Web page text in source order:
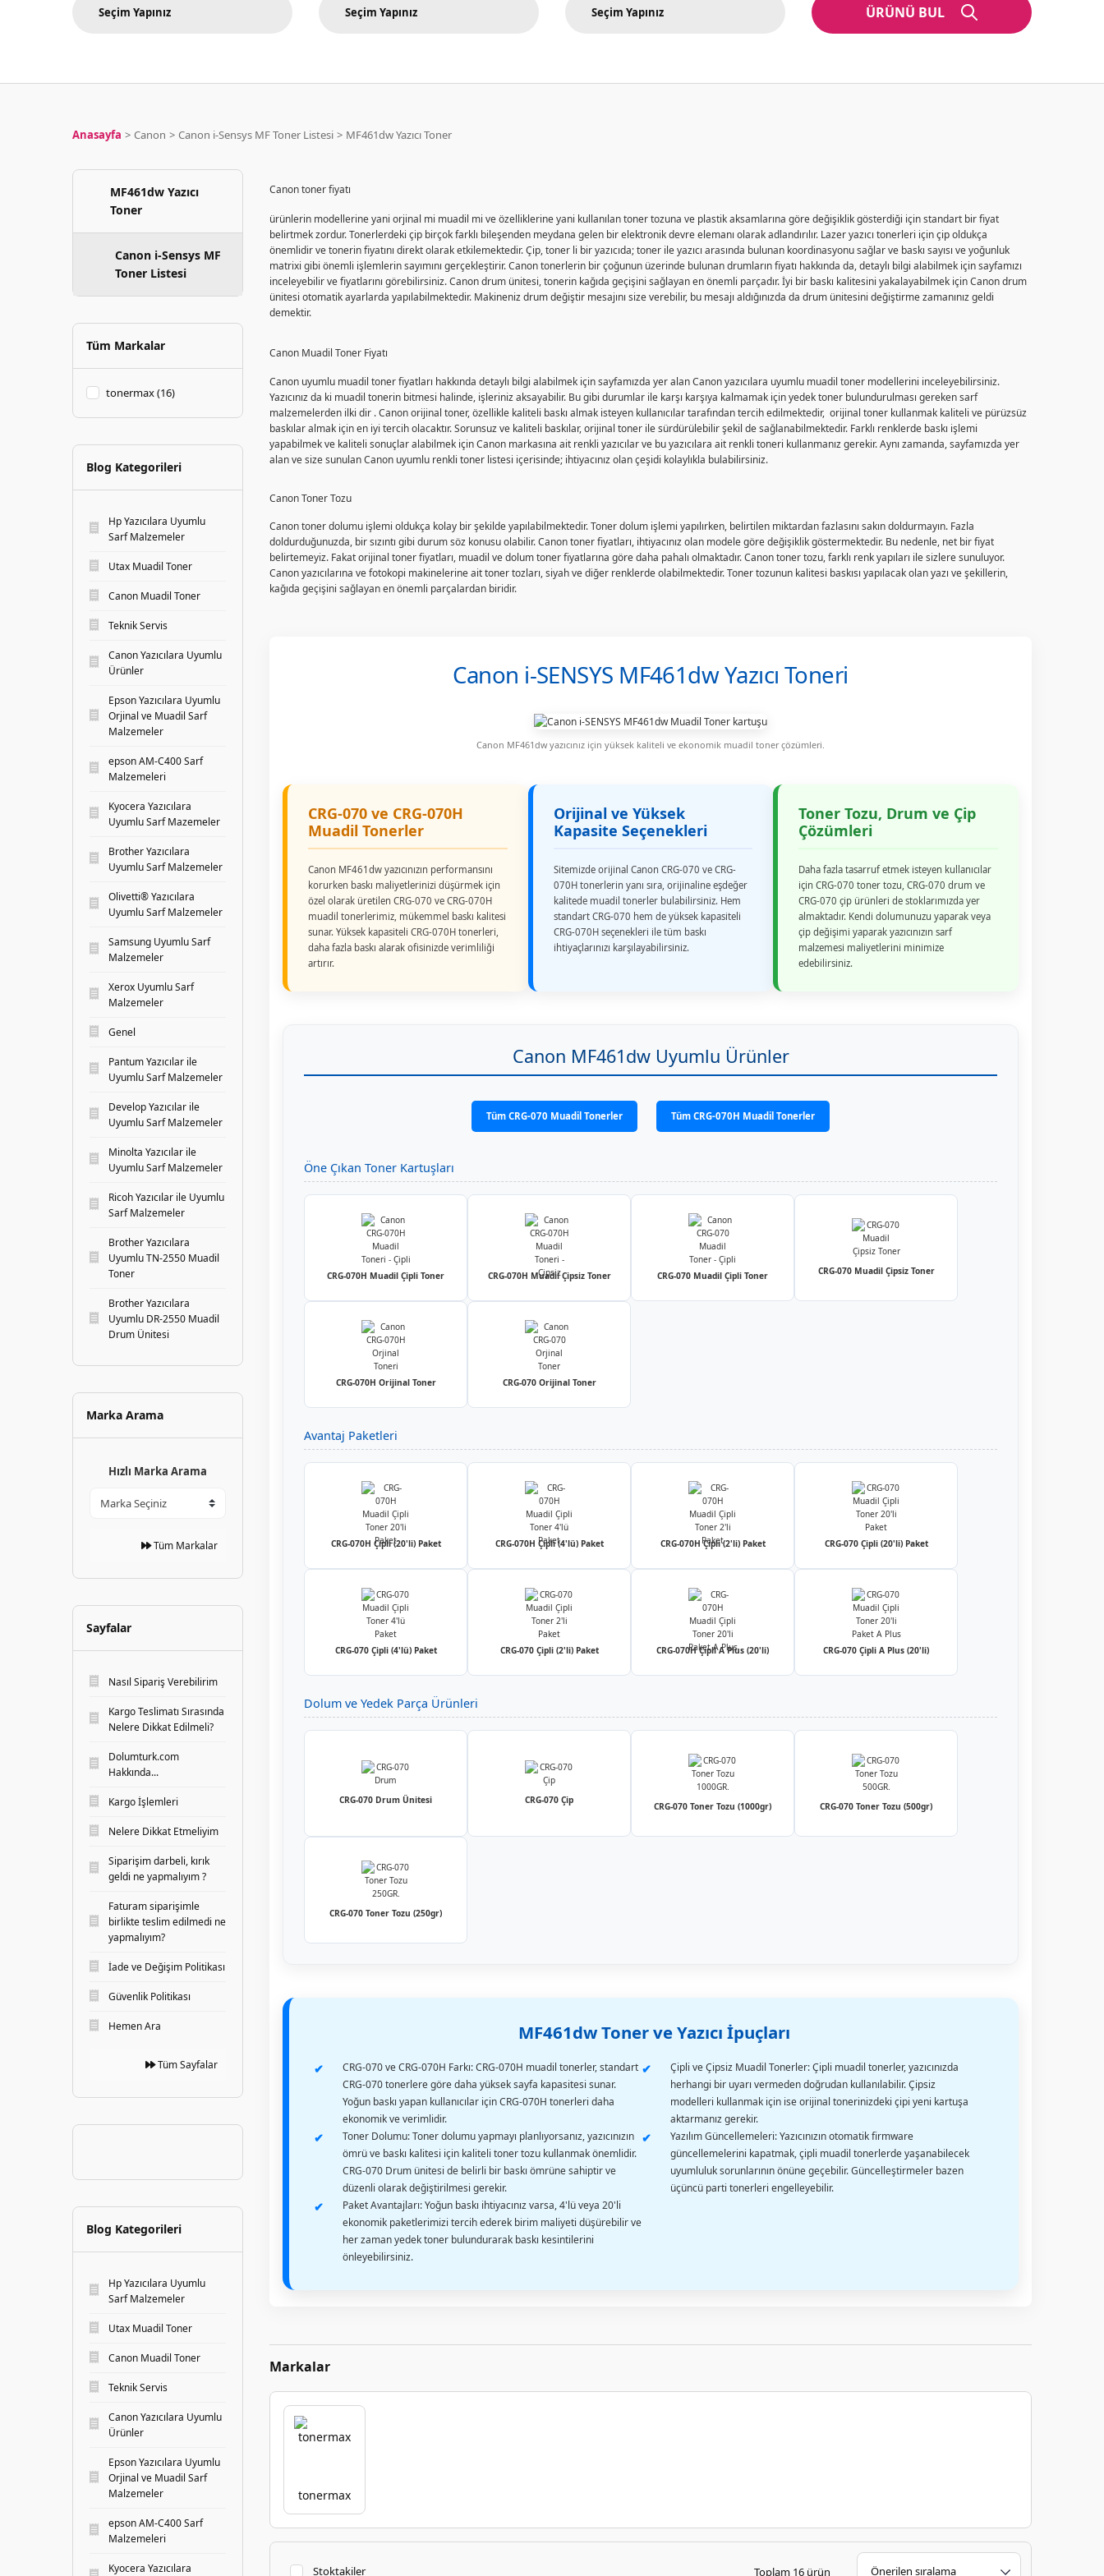
ÜRÜNÜ BUL
Anasayfa Canon Canon i-Sensys MF Toner Listesi MF461dw Yazıcı Toner
MF461dw Yazıcı
Toner
Canon i-Sensys MF
Toner Listesi
Tüm Markalar
tonermax (16)
Blog Kategorileri
Hp Yazıcılara Uyumlu
Sarf Malzemeler
Utax Muadil Toner
Canon Muadil Toner
Teknik Servis
Canon Yazıcılara Uyumlu
Ürünler
Epson Yazıcılara Uyumlu
Orjinal ve Muadil Sarf
Malzemeler
epson AM-C400 Sarf
Malzemeleri
Kyocera Yazıcılara
Uyumlu Sarf Mazemeler
Brother Yazıcılara
Uyumlu Sarf Malzemeler
Olivetti® Yazıcılara
Uyumlu Sarf Malzemeler
Samsung Uyumlu Sarf
Malzemeler
Xerox Uyumlu Sarf
Malzemeler
Genel
Pantum Yazıcılar ile
Uyumlu Sarf Malzemeler
Develop Yazıcılar ile
Uyumlu Sarf Malzemeler
Minolta Yazıcılar ile
Uyumlu Sarf Malzemeler
Ricoh Yazıcılar ile Uyumlu
Sarf Malzemeler
Brother Yazıcılara
Uyumlu TN-2550 Muadil
Toner
Brother Yazıcılara
Uyumlu DR-2550 Muadil
Drum Ünitesi
Marka Arama
Hızlı Marka Arama
Tüm Markalar
Sayfalar
Nasıl Sipariş Verebilirim
Kargo Teslimatı Sırasında
Nelere Dikkat Edilmeli?
Dolumturk.com
Hakkında...
Kargo İşlemleri
Nelere Dikkat Etmeliyim
Siparişim darbeli, kırık
geldi ne yapmalıyım ?
Faturam siparişimle
birlikte teslim edilmedi ne
yapmalıyım?
İade ve Değişim Politikası
Güvenlik Politikası
Hemen Ara
Tüm Sayfalar
Blog Kategorileri
Hp Yazıcılara Uyumlu
Sarf Malzemeler
Utax Muadil Toner
Canon Muadil Toner
Teknik Servis
Canon Yazıcılara Uyumlu
Ürünler
Epson Yazıcılara Uyumlu
Orjinal ve Muadil Sarf
Malzemeler
epson AM-C400 Sarf
Malzemeleri
Kyocera Yazıcılara
Canon toner fiyatı
ürünlerin modellerine yani orjinal mi muadil mi ve özelliklerine yani kullanılan toner tozuna ve plastik aksamlarına göre değişiklik gösterdiği için standart bir fiyat
belirtmek zordur. Tonerlerdeki çip birçok farklı bileşenden meydana gelen bir elektronik devre elemanı olarak adlandırılır. Lazer yazıcı tonerleri için çip oldukça
önemlidir ve tonerin fiyatını direkt olarak etkilemektedir. Çip, toner li bir yazıcıda; toner ile yazıcı arasında bulunan koordinasyonu sağlar ve baskı sayısı ve yoğunluk
matrixi gibi önemli işlemlerin sayımını gerçekleştirir. Canon tonerlerin bir çoğunun üzerinde bulunan drumların fiyatı hakkında da, detaylı bilgi alabilmek için sayfamızı
inceleyebilir ve fiyatlarını görebilirsiniz. Canon drum ünitesi, tonerin kağıda geçişini sağlayan en önemli parçadır. İyi bir baskı kalitesini yakalayabilmek için Canon drum
ünitesi otomatik ayarlarda yapılabilmektedir. Makineniz drum değiştir mesajını size verebilir, bu mesajı aldığınızda da drum ünitesini değiştirme zamanınız geldi
demektir.
Canon Muadil Toner Fiyatı
Canon uyumlu muadil toner fiyatları hakkında detaylı bilgi alabilmek için sayfamızda yer alan Canon yazıcılara uyumlu muadil toner modellerini inceleyebilirsiniz.
Yazıcınız da ki muadil tonerin bitmesi halinde, işleriniz aksayabilir. Bu gibi durumlar ile karşı karşıya kalmamak için yedek toner bulundurulması gereken sarf
malzemelerden ilki dir . Canon orijinal toner, özellikle kaliteli baskı almak isteyen kullanıcılar tarafından tercih edilmektedir, orijinal toner kullanmak kaliteli ve pürüzsüz
baskılar almak için en iyi tercih olacaktır. Sorunsuz ve kaliteli baskılar, orijinal toner ile sürdürülebilir şekil de sağlanabilmektedir. Farklı renklerde baskı işlemi
yapabilmek ve kaliteli sonuçlar alabilmek için Canon markasına ait renkli yazıcılar ve bu yazıcılara ait renkli toneri kullanmanız gerekir. Aynı zamanda, sayfamızda yer
alan ve size sunulan Canon uyumlu renkli toner listesi içerisinde; ihtiyacınız olan çeşidi kolaylıkla bulabilirsiniz.
Canon Toner Tozu
Canon toner dolumu işlemi oldukça kolay bir şekilde yapılabilmektedir. Toner dolum işlemi yapılırken, belirtilen miktardan fazlasını sakın doldurmayın. Fazla
doldurduğunuzda, bir sızıntı gibi durum söz konusu olabilir. Canon toner fiyatları, ihtiyacınız olan modele göre değişiklik göstermektedir. Bu nedenle, net bir fiyat
belirtemeyiz. Fakat orijinal toner fiyatları, muadil ve dolum toner fiyatlarına göre daha pahalı olmaktadır. Canon toner tozu, farklı renk yapıları ile sizlere sunuluyor.
Canon yazıcılarına ve fotokopi makinelerine ait toner tozları, siyah ve diğer renklerde olabilmektedir. Toner tozunun kalitesi baskısı yapılacak olan yazı ve şekillerin,
kağıda geçişini sağlayan en önemli parçalardan biridir.
Canon i-SENSYS MF461dw Yazıcı Toneri
Canon MF461dw yazıcınız için yüksek kaliteli ve ekonomik muadil toner çözümleri.
CRG-070 ve CRG-070H
Muadil Tonerler
Canon MF461dw yazıcınızın performansını
korurken baskı maliyetlerinizi düşürmek için
özel olarak üretilen CRG-070 ve CRG-070H
muadil tonerlerimiz, mükemmel baskı kalitesi
sunar. Yüksek kapasiteli CRG-070H tonerleri,
daha fazla baskı alarak ofisinizde verimliliği
artırır.
Orijinal ve Yüksek
Kapasite Seçenekleri
Sitemizde orijinal Canon CRG-070 ve CRG-
070H tonerlerin yanı sıra, orijinaline eşdeğer
kalitede muadil tonerler bulabilirsiniz. Hem
standart CRG-070 hem de yüksek kapasiteli
CRG-070H seçenekleri ile tüm baskı
ihtiyaçlarınızı karşılayabilirsiniz.
Toner Tozu, Drum ve Çip
Çözümleri
Daha fazla tasarruf etmek isteyen kullanıcılar
için CRG-070 toner tozu, CRG-070 drum ve
CRG-070 çip ürünleri de stoklarımızda yer
almaktadır. Kendi dolumunuzu yaparak veya
çip değişimi yaparak yazıcınızın sarf
malzemesi maliyetlerini minimize
edebilirsiniz.
Canon MF461dw Uyumlu Ürünler
Tüm CRG-070 Muadil Tonerler Tüm CRG-070H Muadil Tonerler
Öne Çıkan Toner Kartuşları
CRG-070H Muadil Çipli Toner CRG-070H Muadil Çipsiz Toner CRG-070 Muadil Çipli Toner CRG-070 Muadil Çipsiz Toner
CRG-070H Orijinal Toner CRG-070 Orijinal Toner
Avantaj Paketleri
CRG-070H Çipli (20'li) Paket CRG-070H Çipli (4'lü) Paket CRG-070H Çipli (2'li) Paket CRG-070 Çipli (20'li) Paket
CRG-070 Çipli (4'lü) Paket CRG-070 Çipli (2'li) Paket CRG-070H Çipli A Plus (20'li) CRG-070 Çipli A Plus (20'li)
Dolum ve Yedek Parça Ürünleri
CRG-070 Drum Ünitesi CRG-070 Çip
CRG-070 Toner Tozu (1000gr) CRG-070 Toner Tozu (500gr)
CRG-070 Toner Tozu (250gr)
MF461dw Toner ve Yazıcı İpuçları
CRG-070 ve CRG-070H Farkı: CRG-070H muadil tonerler, standart
CRG-070 tonerlere göre daha yüksek sayfa kapasitesi sunar.
Yoğun baskı yapan kullanıcılar için CRG-070H tonerleri daha
ekonomik ve verimlidir.
Çipli ve Çipsiz Muadil Tonerler: Çipli muadil tonerler, yazıcınızda
herhangi bir uyarı vermeden doğrudan kullanılabilir. Çipsiz
modelleri kullanmak için ise orijinal tonerinizdeki çipi yeni kartuşa
aktarmanız gerekir.
Toner Dolumu: Toner dolumu yapmayı planlıyorsanız, yazıcınızın
ömrü ve baskı kalitesi için kaliteli toner tozu kullanmak önemlidir.
CRG-070 Drum ünitesi de belirli bir baskı ömrüne sahiptir ve
düzenli olarak değiştirilmesi gerekir.
Yazılım Güncellemeleri: Yazıcınızın otomatik firmware
güncellemelerini kapatmak, çipli muadil tonerlerde yaşanabilecek
uyumluluk sorunlarının önüne geçebilir. Güncelleştirmeler bazen
üçüncü parti tonerleri engelleyebilir.
Paket Avantajları: Yoğun baskı ihtiyacınız varsa, 4'lü veya 20'li
ekonomik paketlerimizi tercih ederek birim maliyeti düşürebilir ve
her zaman yedek toner bulundurarak baskı kesintilerini
önleyebilirsiniz.
Markalar
tonermax
Stoktakiler Toplam 16 ürün